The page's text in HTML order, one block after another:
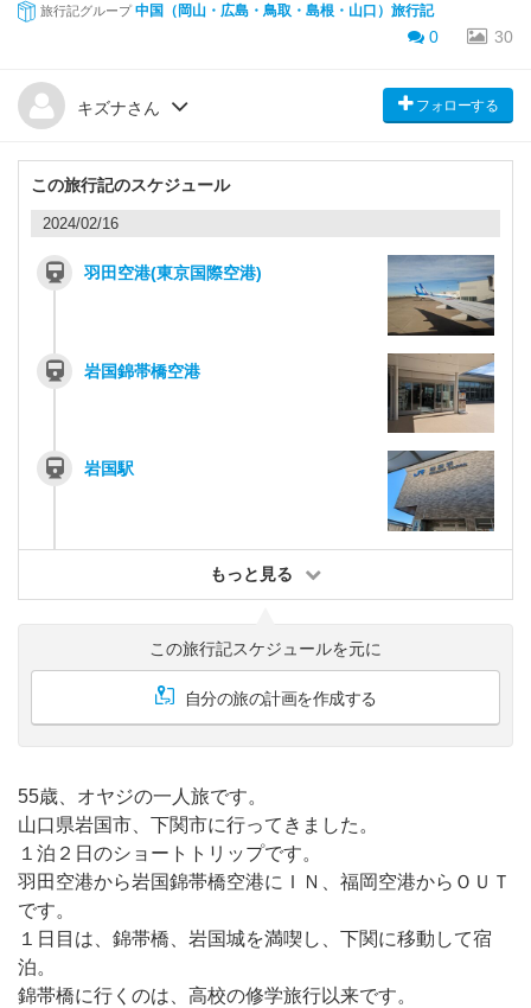
旅行記グループ 中国（岡山・広島・鳥取・島根・山口）旅行記
0 30
キズナさん フォローする
この旅行記のスケジュール
2024/02/16
羽田空港(東京国際空港)
岩国錦帯橋空港
岩国駅
もっと見る
この旅行記スケジュールを元に
自分の旅の計画を作成する
55歳、オヤジの一人旅です。
山口県岩国市、下関市に行ってきました。
１泊２日のショートトリップです。
羽田空港から岩国錦帯橋空港にＩＮ、福岡空港からＯＵＴ
です。
１日目は、錦帯橋、岩国城を満喫し、下関に移動して宿
泊。
錦帯橋に行くのは、高校の修学旅行以来です。